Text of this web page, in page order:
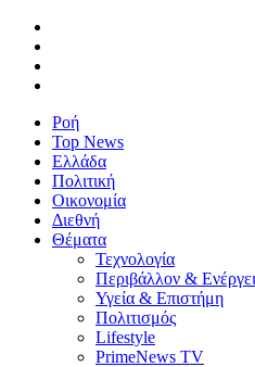
Ροή
Top News
Ελλάδα
Πολιτική
Οικονομία
Διεθνή
Θέματα
Τεχνολογία
Περιβάλλον &
Υγεία & Επιστήμη
Πολιτισμός
Lifestyle
PrimeNews TV